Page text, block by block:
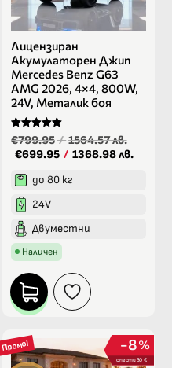
Лицензиран
Акумулаторен Джип
Mercedes Benz G63
AMG 2026, 4×4, 800W,
24V, Металик боя
Оценено на
5.00
от 5
€799.95/1564.57 лв.
€699.95 / 1368.98 лв.
до 80 кг
24V
Двуместни
Наличен
Промо! %
8
спести 30 €